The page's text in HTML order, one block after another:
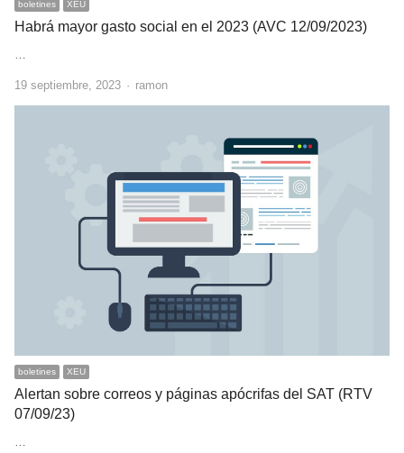
boletines XEU
Habrá mayor gasto social en el 2023 (AVC 12/09/2023)
…
19 septiembre, 2023 Author
ramon
boletines XEU
Alertan sobre correos y páginas apócrifas del SAT (RTV
07/09/23)
…